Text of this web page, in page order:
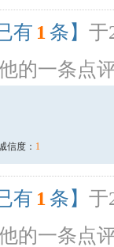
有 1 条】 于
的一条点
信度： 1
有 1 条】 于
的一条点